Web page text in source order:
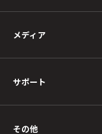
メディア
サポート
その他